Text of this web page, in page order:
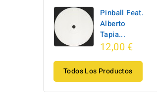
Pinball Feat.
Alberto
Tapia...
12,00 €
Todos Los Productos